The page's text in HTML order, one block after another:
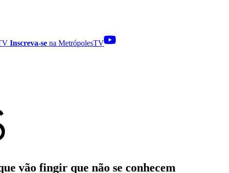
Inscreva-se na MetrópolesTV
vão fingir que não se conhecem